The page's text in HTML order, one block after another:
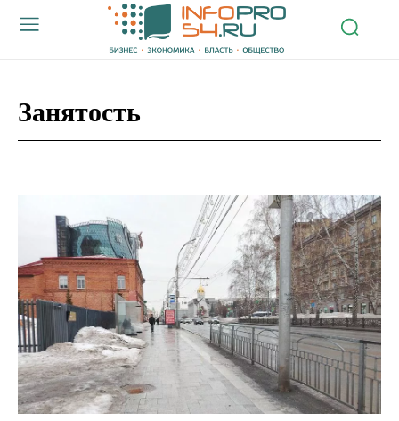
Занятость